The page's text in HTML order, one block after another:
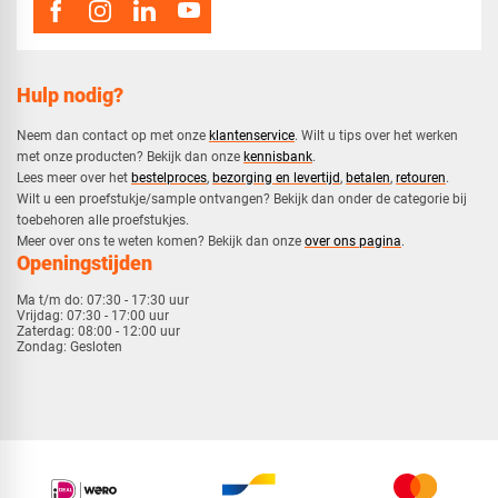
Hulp nodig?
Neem dan contact op met onze klantenservice. Wilt u tips over het werken
met onze producten? Bekijk dan onze kennisbank.
​Lees meer over het bestelproces, bezorging en levertijd, betalen, retouren.​
​Wilt u een proefstukje/sample ontvangen? Bekijk dan onder de categorie bij
toebehoren alle proefstukjes.
​​Meer over ons te weten komen? Bekijk dan onze over ons pagina.
Openingstijden
Ma t/m do: 07:30 - 17:30 uur
Vrijdag: 07:30 - 17:00 uur
Zaterdag: 08:00 - 12:00 uur
Zondag: Gesloten